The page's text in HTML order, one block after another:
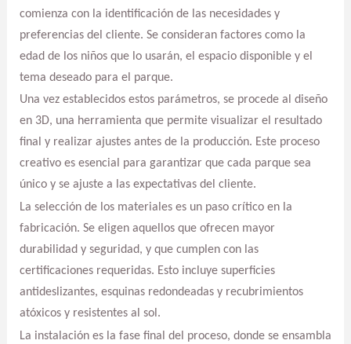
comienza con la identificación de las necesidades y
preferencias del cliente. Se consideran factores como la
edad de los niños que lo usarán, el espacio disponible y el
tema deseado para el parque.
Una vez establecidos estos parámetros, se procede al diseño
en 3D, una herramienta que permite visualizar el resultado
final y realizar ajustes antes de la producción. Este proceso
creativo es esencial para garantizar que cada parque sea
único y se ajuste a las expectativas del cliente.
La selección de los materiales es un paso crítico en la
fabricación. Se eligen aquellos que ofrecen mayor
durabilidad y seguridad, y que cumplen con las
certificaciones requeridas. Esto incluye superficies
antideslizantes, esquinas redondeadas y recubrimientos
atóxicos y resistentes al sol.
La instalación es la fase final del proceso, donde se ensambla